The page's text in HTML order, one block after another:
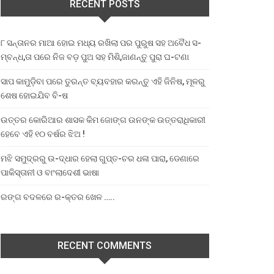
RECENT POSTS
୮ ସନ୍ତାନର ମାଆ ହୋଇ ମଧ୍ୟ ରଖିଲା ପର ପୁରୁଷ ସହ ଅବୈଧ ସ-
ମ୍ବନ୍ଧ,ତା ପରେ ନିଜ ବଡ଼ ପୁଅ ସହ ମିଶି,ଜାଣନ୍ତୁ ପୁରା ଘ-ଟଣା
ସାପ କାମୁଡ଼ିବା ପରେ ତୁରନ୍ତ ବ୍ୟବହାର କରନ୍ତୁ ଏହି ଜିନିଷ, ମୂଳରୁ
ଶେଷ ହୋଇଯିବ ବି-ଷ
ଉତ୍ତର କୋରିଆର ଶାସକ କିମ ଜୋଙ୍ଗ ଉନଙ୍କ ଉତ୍ତରାଧିକାରୀ
ହେବେ ଏହି ୧୦ ବର୍ଷର ଝିଅ !
ମଝି ସମୁଦ୍ରରୁ ଉ-ଦ୍ଧାର ହେଲା ଗୁପ୍ତ-ଚର ଧଳା ପାରା, ଡେଣାରେ
ପାକିସ୍ତାନୀ ଓ ବାଂଲାଦେଶୀ ଭାଷା
ରଙ୍ଗ ବଦଳରେ ର-କ୍ତର ଖେଳ …..
RECENT COMMENTS